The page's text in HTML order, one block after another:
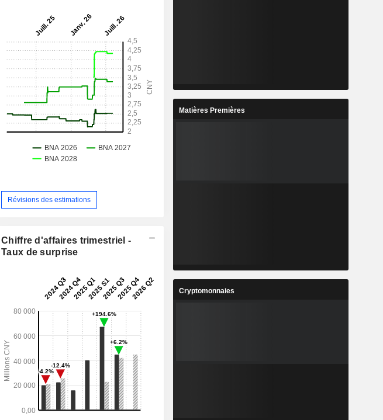
39,24 Md
26,09 Md
19,78 Md
12,17 Md
6,5 Md
5,49 Md
Révisions des estimations
Chiffre d'affaires trimestriel -
Taux de surprise
Matières Premières
Cryptomonnaies